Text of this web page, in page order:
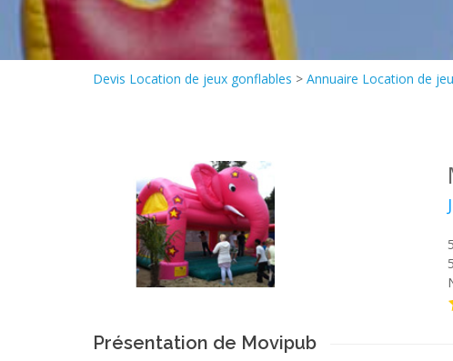
Devis Location de jeux gonflables > Annuaire Location de
Présentation de Movipub